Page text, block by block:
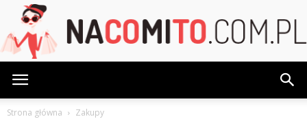
Strona główna Zakupy